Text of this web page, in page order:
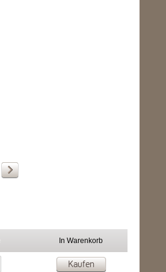
In Warenkorb
Kaufen